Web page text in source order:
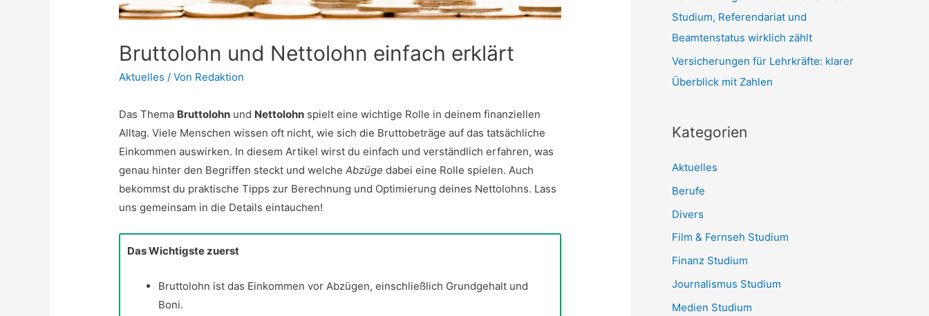
Bruttolohn und Nettolohn einfach erklärt
Aktuelles / Von Redaktion
Das Thema Bruttolohn und Nettolohn spielt eine wichtige Rolle in deinem finanziellen
Alltag. Viele Menschen wissen oft nicht, wie sich die Bruttobeträge auf das tatsächliche
Einkommen auswirken. In diesem Artikel wirst du einfach und verständlich erfahren, was
genau hinter den Begriffen steckt und welcheAbzüge dabei eine Rolle spielen. Auch
bekommst du praktische Tipps zur Berechnung und Optimierung deines Nettolohns. Lass
uns gemeinsam in die Details eintauchen!
Das Wichtigste zuerst
Bruttolohn ist das Einkommen vor Abzügen, einschließlich Grundgehalt und
Boni.
Studium, Referendariat und
Beamtenstatus wirklich zählt
Versicherungen für Lehrkräfte: klarer
Überblick mit Zahlen
Kategorien
Aktuelles
Berufe
Divers
Film & Fernseh Studium
Finanz Studium
Journalismus Studium
Medien Studium